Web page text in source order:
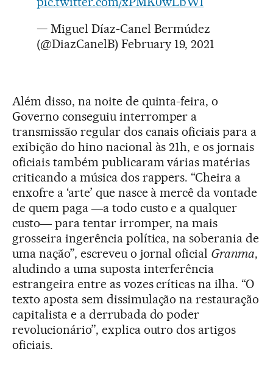
— Miguel Díaz-Canel Bermúdez
(@DiazCanelB) February 19, 2021
Além disso, na noite de quinta-feira, o
Governo conseguiu interromper a
transmissão regular dos canais oficiais para a
exibição do hino nacional às 21h, e os jornais
oficiais também publicaram várias matérias
criticando a música dos rappers. “Cheira a
enxofre a ‘arte’ que nasce à mercê da vontade
de quem paga ―a todo custo e a qualquer
custo― para tentar irromper, na mais
grosseira ingerência política, na soberania de
uma nação”, escreveu o jornal oficial Granma,
aludindo a uma suposta interferência
estrangeira entre as vozes críticas na ilha. “O
texto aposta sem dissimulação na restauração
capitalista e a derrubada do poder
revolucionário”, explica outro dos artigos
oficiais.